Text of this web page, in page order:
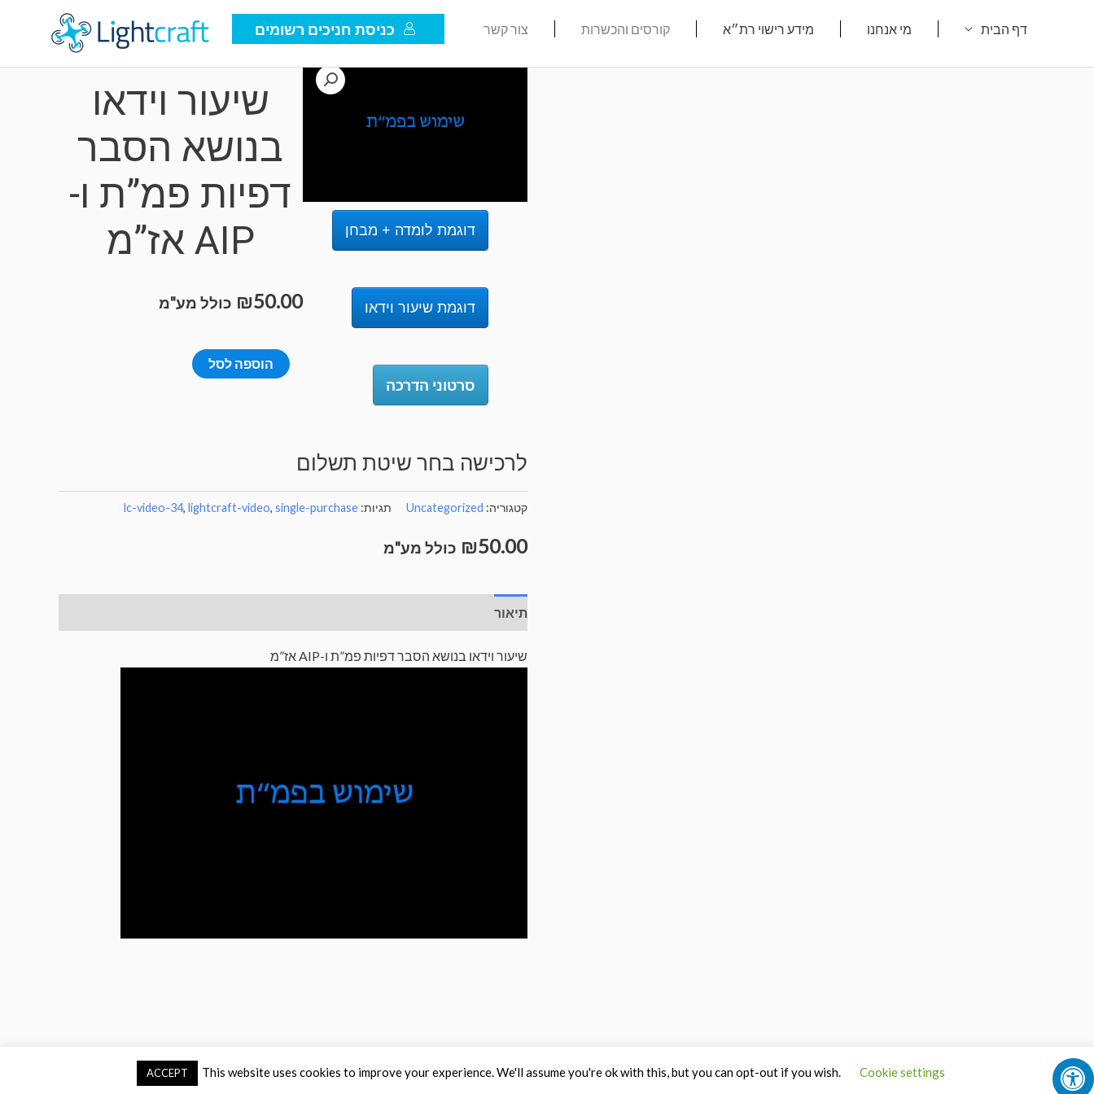
דף הבית מי אנחנו מידע רישוי רת״א קורסים והכשרות צור קשר כניסת חניכים רשומים
דוגמת לומדה + מבחן
דוגמת שיעור וידאו
סרטוני הדרכה
שיעור וידאו
בנושא הסבר
דפיות פמ”ת ו-
AIP אז”מ
₪50.00 כולל מע"מ
כמות
בנושא
דפיות
אז"מ
הוספה לסל
לרכישה בחר שיטת תשלום
קטגוריה: Uncategorized תגיות: lc-video-34, lightcraft-video, single-purchase
₪50.00 כולל מע"מ
תיאור
שיעור וידאו בנושא הסבר דפיות פמ”ת ו-AIP אז”מ
This website uses cookies to improve your experience. We'll assume you're ok with this, but you can opt-out if you wish. Cookie settings
ACCEPT